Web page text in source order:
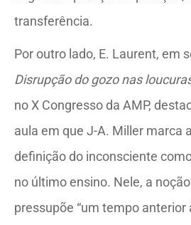
transferência.
Por outro lado, E. Laurent, em
Disrupção do gozo nas
no X Congresso da AMP,
aula em que J-A. Miller marca
definição do inconsciente
no último ensino. Nele, a
pressupõe “um tempo anterior